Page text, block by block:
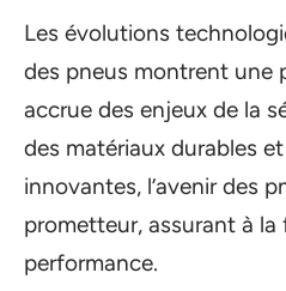
Les évolutions
des pneus montrent une
accrue des enjeux de la
des matériaux durables
innovantes, l’avenir des
prometteur, assurant à
performance.